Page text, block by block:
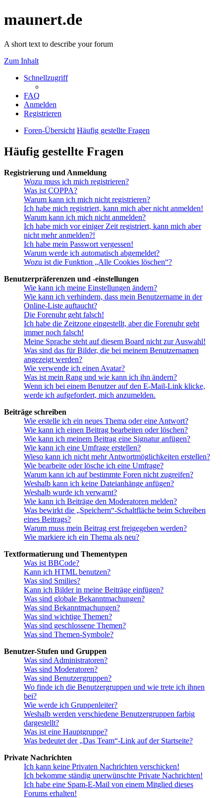
maunert.de
A short text to describe your forum
Zum Inhalt
Schnellzugriff
FAQ
Anmelden
Registrieren
Foren-Übersicht Häufig gestellte Fragen
Häufig gestellte Fragen
Registrierung und Anmeldung
Wozu muss ich mich registrieren?
Was ist COPPA?
Warum kann ich mich nicht registrieren?
Ich habe mich registriert, kann mich aber nicht anmelden!
Warum kann ich mich nicht anmelden?
Ich habe mich vor einiger Zeit registriert, kann mich aber
nicht mehr anmelden?!
Ich habe mein Passwort vergessen!
Warum werde ich automatisch abgemeldet?
Wozu ist die Funktion „Alle Cookies löschen“?
Benutzerpräferenzen und -einstellungen
Wie kann ich meine Einstellungen ändern?
Wie kann ich verhindern, dass mein Benutzername in der
Online-Liste auftaucht?
Die Forenuhr geht falsch!
Ich habe die Zeitzone eingestellt, aber die Forenuhr geht
immer noch falsch!
Meine Sprache steht auf diesem Board nicht zur Auswahl!
Was sind das für Bilder, die bei meinem Benutzernamen
angezeigt werden?
Wie verwende ich einen Avatar?
Was ist mein Rang und wie kann ich ihn ändern?
Wenn ich bei einem Benutzer auf den E-Mail-Link klicke,
werde ich aufgefordert, mich anzumelden.
Beiträge schreiben
Wie erstelle ich ein neues Thema oder eine Antwort?
Wie kann ich einen Beitrag bearbeiten oder löschen?
Wie kann ich meinem Beitrag eine Signatur anfügen?
Wie kann ich eine Umfrage erstellen?
Wieso kann ich nicht mehr Antwortmöglichkeiten erstellen?
Wie bearbeite oder lösche ich eine Umfrage?
Warum kann ich auf bestimmte Foren nicht zugreifen?
Weshalb kann ich keine Dateianhänge anfügen?
Weshalb wurde ich verwarnt?
Wie kann ich Beiträge den Moderatoren melden?
Was bewirkt die „Speichern“-Schaltfläche beim Schreiben
eines Beitrags?
Warum muss mein Beitrag erst freigegeben werden?
Wie markiere ich ein Thema als neu?
Textformatierung und Thementypen
Was ist BBCode?
Kann ich HTML benutzen?
Was sind Smilies?
Kann ich Bilder in meine Beiträge einfügen?
Was sind globale Bekanntmachungen?
Was sind Bekanntmachungen?
Was sind wichtige Themen?
Was sind geschlossene Themen?
Was sind Themen-Symbole?
Benutzer-Stufen und Gruppen
Was sind Administratoren?
Was sind Moderatoren?
Was sind Benutzergruppen?
Wo finde ich die Benutzergruppen und wie trete ich ihnen
bei?
Wie werde ich Gruppenleiter?
Weshalb werden verschiedene Benutzergruppen farbig
dargestellt?
Was ist eine Hauptgruppe?
Was bedeutet der „Das Team“-Link auf der Startseite?
Private Nachrichten
Ich kann keine Privaten Nachrichten verschicken!
Ich bekomme ständig unerwünschte Private Nachrichten!
Ich habe eine Spam-E-Mail von einem Mitglied dieses
Forums erhalten!